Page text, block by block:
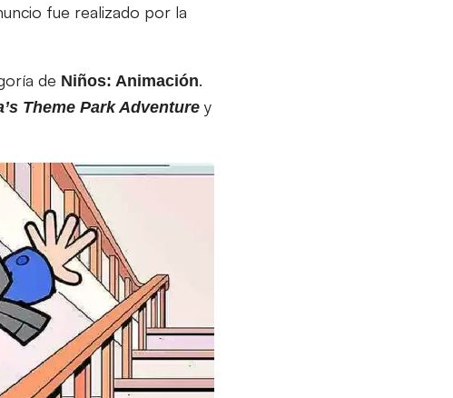
fue realizado por la
de Niños: Animación.
Theme Park Adventure y